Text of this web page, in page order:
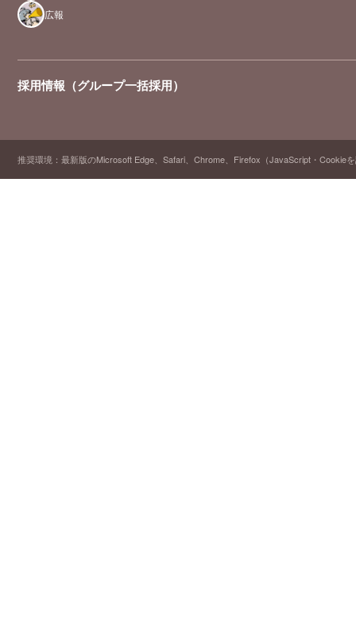
広報
採用情報（グループ一括採用）
推奨環境：最新版のMicrosoft Edge、Safari、Chrome、Firefox（JavaScript・Cookie